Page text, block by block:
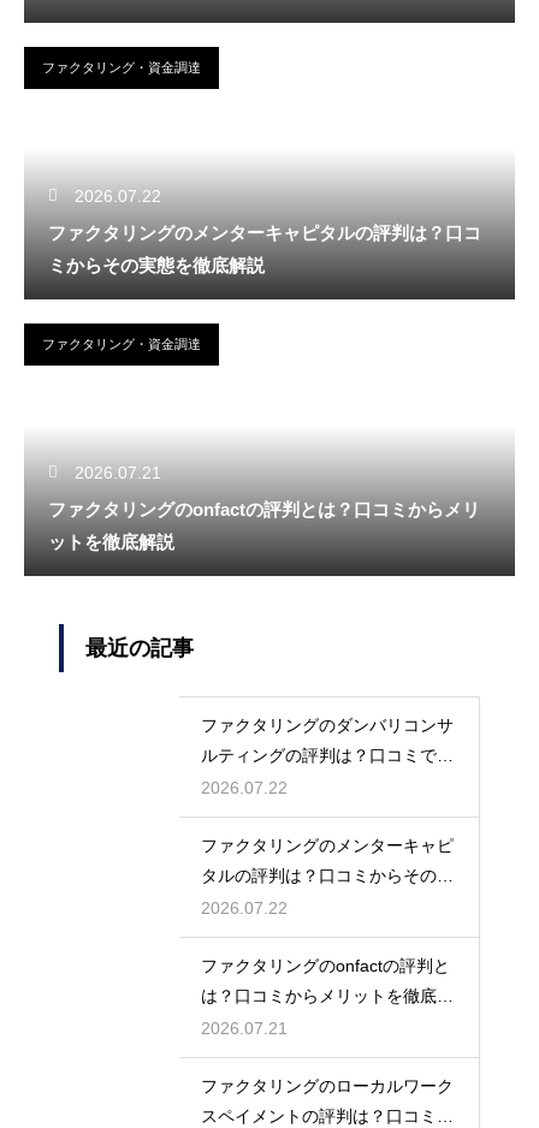
ファクタリング・資金調達
2026.07.22
ファクタリングのメンターキャピタルの評判は？口コ
ミからその実態を徹底解説
ファクタリング・資金調達
2026.07.21
ファクタリングのonfactの評判とは？口コミからメリ
ットを徹底解説
最近の記事
ファクタリングのダンバリコンサ
ルティングの評判は？口コミで実
態を解説
2026.07.22
ファクタリングのメンターキャピ
タルの評判は？口コミからその実
態を徹底解説
2026.07.22
ファクタリングのonfactの評判と
は？口コミからメリットを徹底解
説
2026.07.21
ファクタリングのローカルワーク
スペイメントの評判は？口コミで